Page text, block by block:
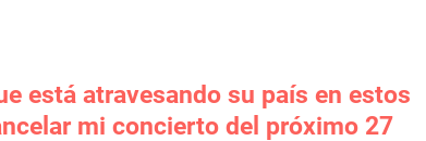
está atravesando su país en estos
mi concierto del próximo 27